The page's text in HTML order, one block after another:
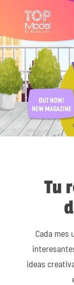
Tu
Cada mes
ideas